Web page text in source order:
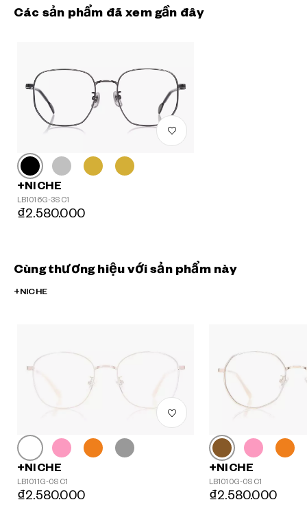
Các sản phẩm đã xem gần đây
+NICHE
LB1016G-3S C1
₫2.580.000
Cùng thương hiệu với sản phẩm này
+NICHE
+NICHE
LB1011G-0S C1
₫2.580.000
+NICHE
LB1010G-0S C1
₫2.580.000